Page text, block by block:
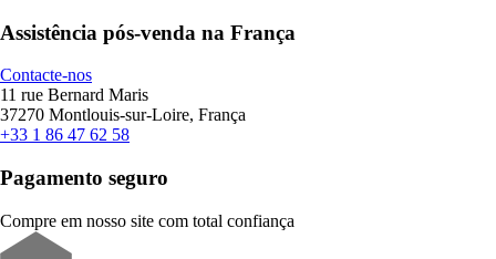
Assistência pós-venda na França
Contacte-nos
11 rue Bernard Maris
37270 Montlouis-sur-Loire, França
+33 1 86 47 62 58
Pagamento seguro
Compre em nosso site com total confiança